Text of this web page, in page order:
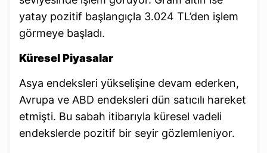
yatay pozitif başlangıçla 3.024 TL’den işlem
görmeye başladı.
Küresel Piyasalar
Asya endeksleri yükselişine devam ederken,
Avrupa ve ABD endeksleri dün satıcılı hareket
etmişti. Bu sabah itibarıyla küresel vadeli
endekslerde pozitif bir seyir gözlemleniyor.